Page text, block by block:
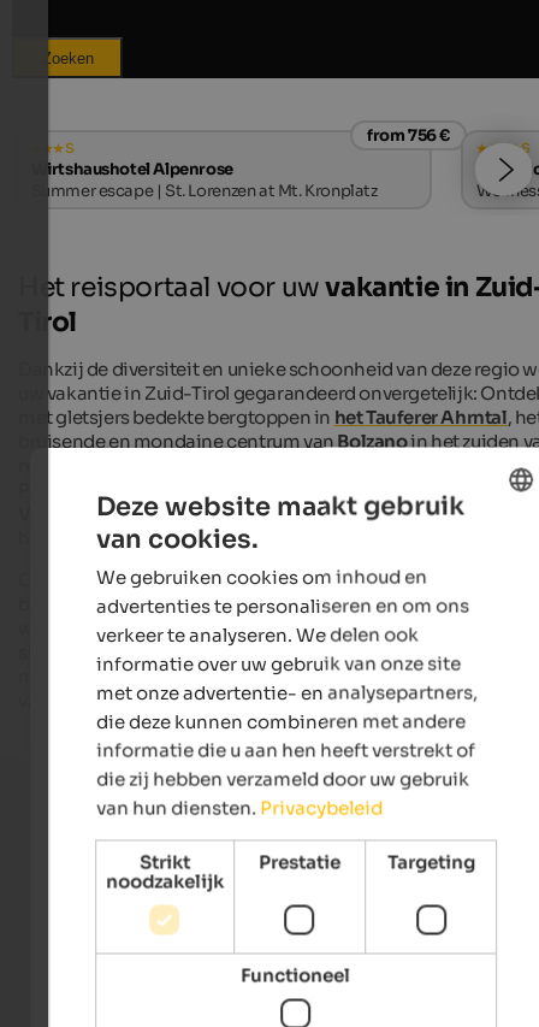
Zoeken
s
from 756 €
Wirtshaushotel Alpenrose
Summer escape | St. Lorenzen at Mt. Kronplatz
s
Het reisportaal voor uwvakantie in
Tirol
Dankzij de diversiteit en unieke schoonheid van deze regio
uw vakantie in Zuid-Tirol gegarandeerd onvergetelijk:
met gletsjers bedekte bergtoppen in het Tauferer Ahrntal,
bruisende en mondaine centrum vanBolzanoin het zuiden
, de culinaire regio Eisacktal en het afwisselendeVal
, en niet te vergeten de onvergelijkbare schoonheid
het WerelderfgoedDolomieten
Cultuur, traditie, culinaire hoogstandjes, hartelijke
bovenal: heel veel levensvreugde en vrolijkheid! Of u nu uw
wilt doorbrengen in eenwellnesshotel in Zuid-Tirol
skigebieden
van de regio wilt verkennen of wandelingen
maken in de unieke bergwereld, Zuid-Tirol in Italië belooft
vakantie die u nog lang zal bijblijven.
Dien gratis directe aanvragen in
Meer dan 650 geselecteerde accommodaties
Meer dan 4.000 echte beoordelingen per jaar
Deze website maakt gebruik
van cookies.
We gebruiken cookies om inhoud en
advertenties te personaliseren en om ons
verkeer te analyseren. We delen ook
informatie over uw gebruik van onze site
met onze advertentie- en analysepartners,
die deze kunnen combineren met andere
informatie die u aan hen heeft verstrekt of
die zij hebben verzameld door uw gebruik
van hun diensten. Privacybeleid
Strikt
noodzakelijk
Prestatie Targeting
Functioneel